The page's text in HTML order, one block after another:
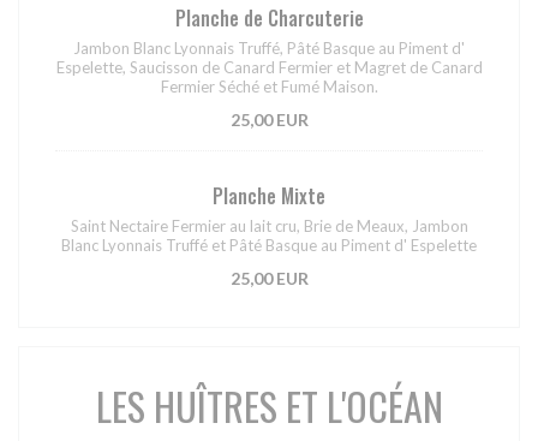
Planche de Charcuterie
Jambon Blanc Lyonnais Truffé, Pâté Basque au Piment d'
Espelette, Saucisson de Canard Fermier et Magret de Canard
Fermier Séché et Fumé Maison.
25,00 EUR
Planche Mixte
Saint Nectaire Fermier au lait cru, Brie de Meaux, Jambon
Blanc Lyonnais Truffé et Pâté Basque au Piment d' Espelette
25,00 EUR
LES HUÎTRES ET L'OCÉAN